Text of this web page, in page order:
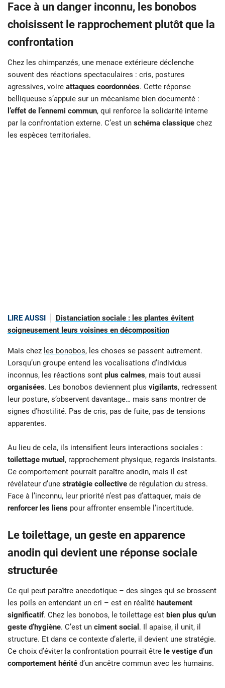
Face à un danger inconnu, les bonobos
choisissent le rapprochement plutôt que la
confrontation
Chez les chimpanzés, une menace extérieure déclenche
souvent des réactions spectaculaires : cris, postures
agressives, voire attaques coordonnées. Cette réponse
belliqueuse s’appuie sur un mécanisme bien documenté :
l’effet de l’ennemi commun, qui renforce la solidarité interne
par la confrontation externe. C’est un schéma classique chez
les espèces territoriales.
LIRE AUSSI
Distanciation sociale : les plantes évitent
soigneusement leurs voisines en décomposition
Mais chez les bonobos, les choses se passent autrement.
Lorsqu’un groupe entend les vocalisations d’individus
inconnus, les réactions sont plus calmes, mais tout aussi
organisées. Les bonobos deviennent plus vigilants, redressent
leur posture, s’observent davantage… mais sans montrer de
signes d’hostilité. Pas de cris, pas de fuite, pas de tensions
apparentes.
Au lieu de cela, ils intensifient leurs interactions sociales :
toilettage mutuel , rapprochement physique, regards insistants.
Ce comportement pourrait paraître anodin, mais il est
révélateur d’une stratégie collective de régulation du stress.
Face à l’inconnu, leur priorité n’est pas d’attaquer, mais de
renforcer les liens pour affronter ensemble l’incertitude.
Le toilettage, un geste en apparence
anodin qui devient une réponse sociale
structurée
Ce qui peut paraître anecdotique – des singes qui se brossent
les poils en entendant un cri – est en réalité hautement
significatif. Chez les bonobos, le toilettage est bien plus qu’un
geste d’hygiène. C’est un ciment social . Il apaise, il unit, il
structure. Et dans ce contexte d’alerte, il devient une stratégie.
Ce choix d’éviter la confrontation pourrait être le vestige d’un
comportement hérité d’un ancêtre commun avec les humains.